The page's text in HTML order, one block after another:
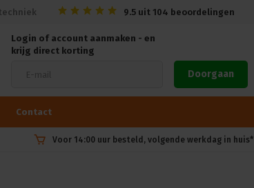
9.5 uit 104 beoordelingen
Login of account aanmaken - en
krijg direct korting
Doorgaan
Contact
Voor 14:00 uur besteld, volgende werkdag in huis*